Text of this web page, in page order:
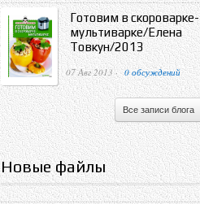
Готовим в скороварке-
мультиварке/Елена
Товкун/2013
07 Авг 2013 · 0 обсуждений
Все записи блога
Новые файлы